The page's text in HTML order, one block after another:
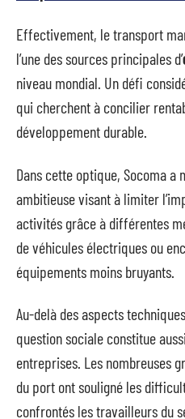
Effectivement, le transport
l’une des sources principales d’
niveau mondial. Un défi
qui cherchent à concilier
développement durable.
Dans cette optique, Socoma
ambitieuse visant à limiter
activités grâce à différentes
de véhicules électriques ou
équipements moins bruyants.
Au-delà des aspects
question sociale constitue
entreprises. Les nombreuses
du port ont souligné les
confrontés les travailleurs du